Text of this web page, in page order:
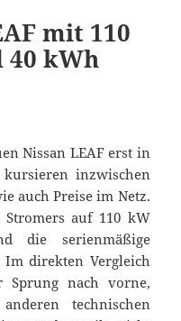
mit 110
40 kWh
Nissan LEAF erst in
inzwischen
auch Preise im Netz.
auf 110 kW
die serienmäßige
direkten Vergleich
nach vorne,
technischen